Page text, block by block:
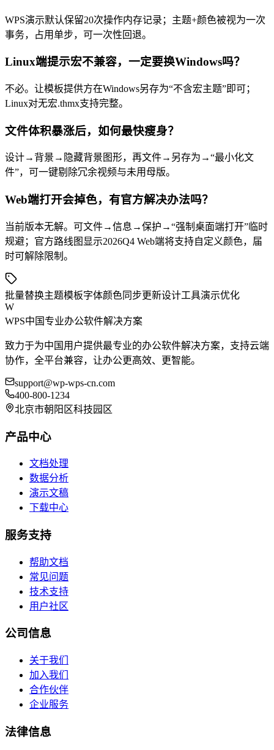
WPS演示默认保留20次操作内存记录；主题+颜色被视为一次
事务，占用单步，可一次性回退。
Linux端提示宏不兼容，一定要换Windows吗？
不必。让模板提供方在Windows另存为“不含宏主题”即可；
Linux对无宏.thmx支持完整。
文件体积暴涨后，如何最快瘦身？
设计→背景→隐藏背景图形，再文件→另存为→“最小化文
件”，可一键剔除冗余视频与未用母版。
Web端打开会掉色，有官方解决办法吗？
当前版本无解。可文件→信息→保护→“强制桌面端打开”临时
规避；官方路线图显示2026Q4 Web端将支持自定义颜色，届
时可解除限制。
批量替换主题模板字体颜色同步更新设计工具演示优化
W
WPS中国专业办公软件解决方案
致力于为中国用户提供最专业的办公软件解决方案，支持云端
协作，全平台兼容，让办公更高效、更智能。
support@wp-wps-cn.com
400-800-1234
北京市朝阳区科技园区
产品中心
文档处理
数据分析
演示文稿
下载中心
服务支持
帮助文档
常见问题
技术支持
用户社区
公司信息
关于我们
加入我们
合作伙伴
企业服务
法律信息